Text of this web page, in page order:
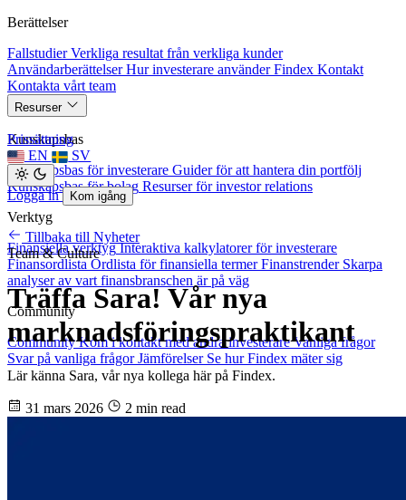
Berättelser
Fallstudier Verkliga resultat från verkliga kunder
Användarberättelser Hur investerare använder Findex Kontakt
Kontakta vårt team
Resurser
Kunskapsbas
Kunskapsbas för investerare Guider för att hantera din portfölj
Kunskapsbas för bolag Resurser för investor relations
Verktyg
Finansiella verktyg Interaktiva kalkylatorer för investerare
Finansordlista Ordlista för finansiella termer Finanstrender Skarpa
analyser av vart finansbranschen är på väg
Community
Community Kom i kontakt med andra investerare Vanliga frågor
Svar på vanliga frågor Jämförelser Se hur Findex mäter sig
Prissättning
EN
SV
Logga in Kom igång
Tillbaka till Nyheter
Team & Culture
Träffa Sara! Vår nya
marknadsföringspraktikant
Lär känna Sara, vår nya kollega här på Findex.
31 mars 2026 2 min read